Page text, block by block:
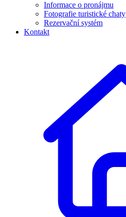
Informace o pronájmu
Fotografie turistické chaty
Rezervační systém
Kontakt